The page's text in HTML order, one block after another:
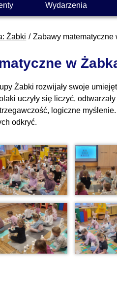
Wydarzenia
Żabki Zabawy matematyczne
w
Żabki rozwijały swoje
uczyły się liczyć,
logiczne
odkryć.